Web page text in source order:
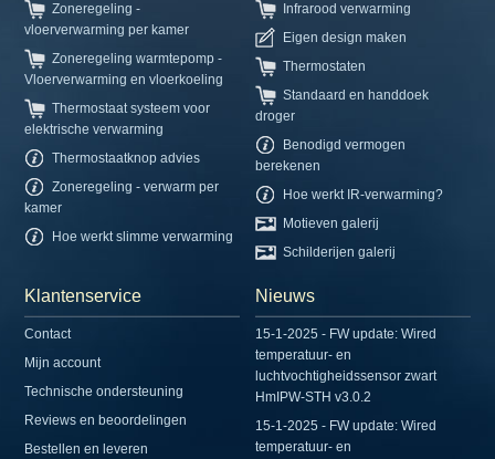
Zoneregeling -
vloerverwarming per kamer
Zoneregeling warmtepomp -
Vloerverwarming en vloerkoeling
Thermostaat systeem voor
elektrische verwarming
Thermostaatknop advies
Zoneregeling - verwarm per
kamer
Hoe werkt slimme verwarming
Infrarood verwarming
Eigen design maken
Thermostaten
Standaard en handdoek
droger
Benodigd vermogen
berekenen
Hoe werkt IR-verwarming?
Motieven galerij
Schilderijen galerij
Klantenservice
Contact
Mijn account
Technische ondersteuning
Reviews en beoordelingen
Bestellen en leveren
Nieuws
15-1-2025 - FW update: Wired
temperatuur- en
luchtvochtigheidssensor zwart
HmIPW-STH v3.0.2
15-1-2025 - FW update: Wired
temperatuur- en